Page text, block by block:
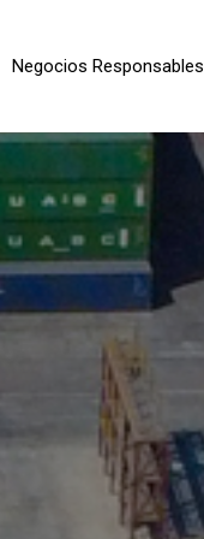
Negocios Responsables